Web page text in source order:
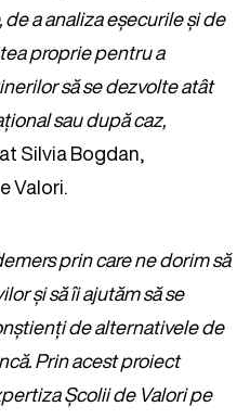
a analiza eșecurile și de
proprie pentru a
să se dezvolte atât
sau după caz,
Silvia Bogdan,
Valori.
prin care ne dorim să
și să îi ajutăm să se
de alternativele de
Prin acest proiect
Școlii de Valori pe